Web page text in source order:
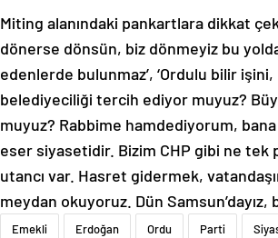
Miting alanındaki pankartlara dikkat
dönerse dönsün, biz dönmeyiz bu
edenlerde bulunmaz’, ‘Ordulu bilir
belediyeciliği tercih ediyor muyuz?
muyuz? Rabbime hamdediyorum,
eser siyasetidir. Bizim CHP gibi ne
utancı var. Hasret gidermek,
meydan okuyoruz. Dün Samsun’dayız,
Emekli Erdoğan Ordu Parti